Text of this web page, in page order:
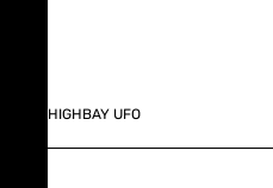
HIGHBAY UFO